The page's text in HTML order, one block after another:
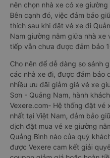
nên chọn nhà xe có xe
Bên cạnh đó, việc đảm bảo
thích sau khi đặt vé xe đi
Nam giường nằm giữa nhà
tiếp vẫn chưa được đảm bảo
Cho nên để dễ dàng so sánh
các nhà xe đi, được đảm bảo
nhiều ưu đãi giảm giá vé xe
Sơn - Quảng Nam, hành
Vexere.com- Hệ thống đặt vé
nhất tại Việt Nam, đảm bảo
dịch đặt mua vé xe giường
Quảng Bình nào của quý
được Vexere cam kết giải